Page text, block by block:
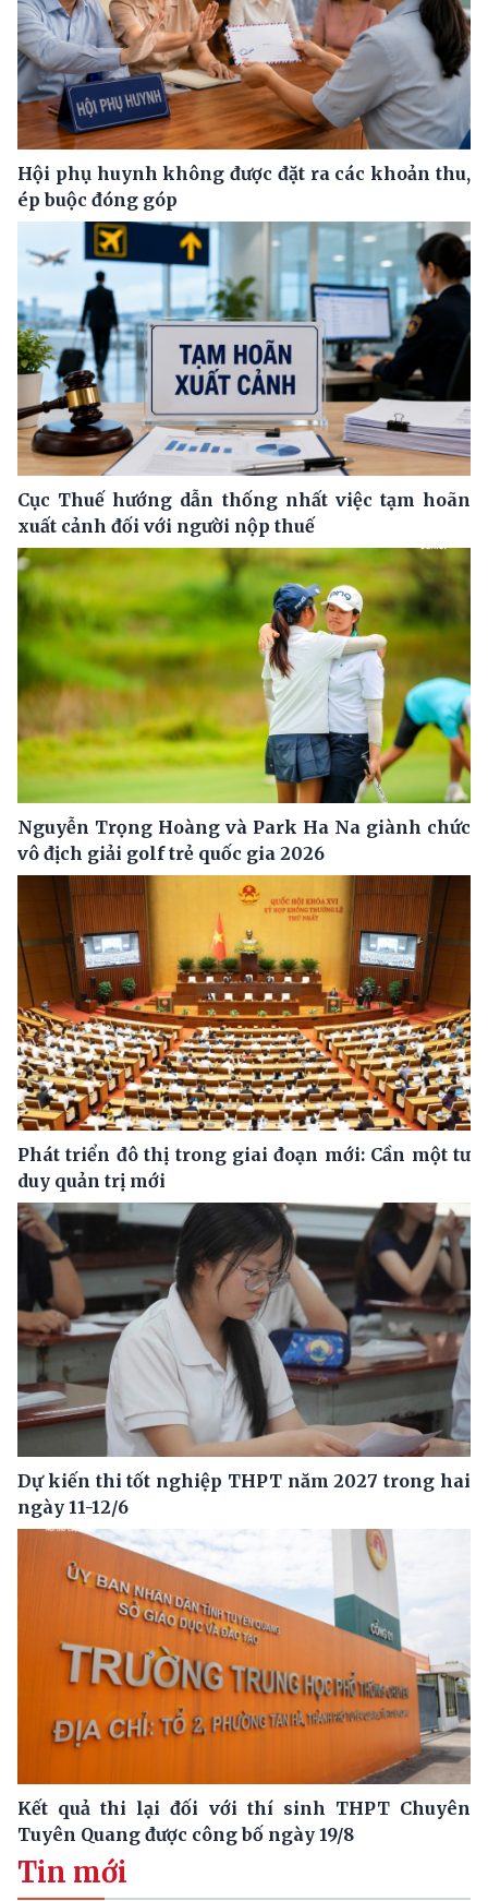
Hội phụ huynh không được đặt ra các khoản thu,
ép buộc đóng góp
Cục Thuế hướng dẫn thống nhất việc tạm hoãn
xuất cảnh đối với người nộp thuế
Nguyễn Trọng Hoàng và Park Ha Na giành chức
vô địch giải golf trẻ quốc gia 2026
Phát triển đô thị trong giai đoạn mới: Cần một tư
duy quản trị mới
Dự kiến thi tốt nghiệp THPT năm 2027 trong hai
ngày 11-12/6
Kết quả thi lại đối với thí sinh THPT Chuyên
Tuyên Quang được công bố ngày 19/8
Tin mới